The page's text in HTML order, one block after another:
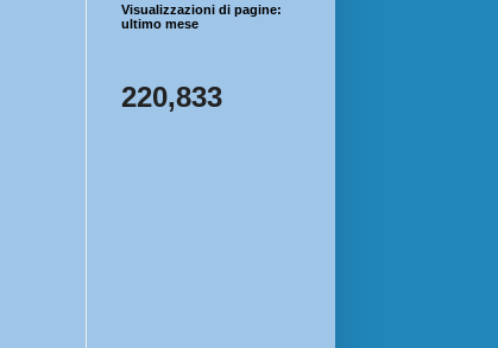
Visualizzazioni di pagine:
ultimo mese
220,833